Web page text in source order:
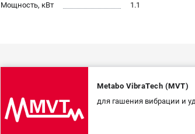
Мощность, кВт
1.1
Metabo VibraTech (MVT)
для гашения вибрации и